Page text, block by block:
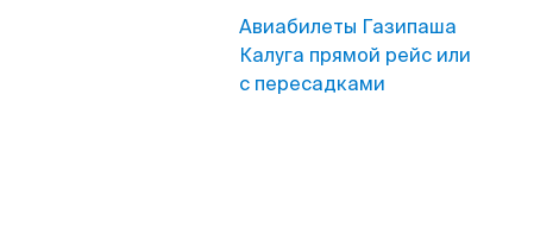
Авиабилеты Газипаша
Калуга прямой рейс или
с пересадками